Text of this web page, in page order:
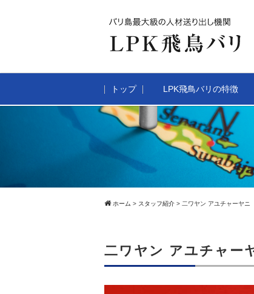
トップ LPK飛鳥バリの特徴
ホーム > スタッフ紹介 > 二ワヤン アユチャーヤニ
二ワヤン アユチャー